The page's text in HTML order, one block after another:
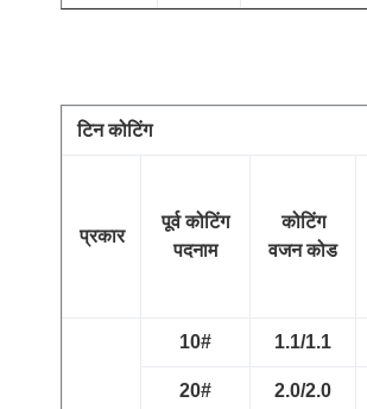
टिन कोटिंग
प्रकार
पूर्व कोटिंग
पदनाम
कोटिंग
वजन कोड
10# 1.1/1.1
20# 2.0/2.0